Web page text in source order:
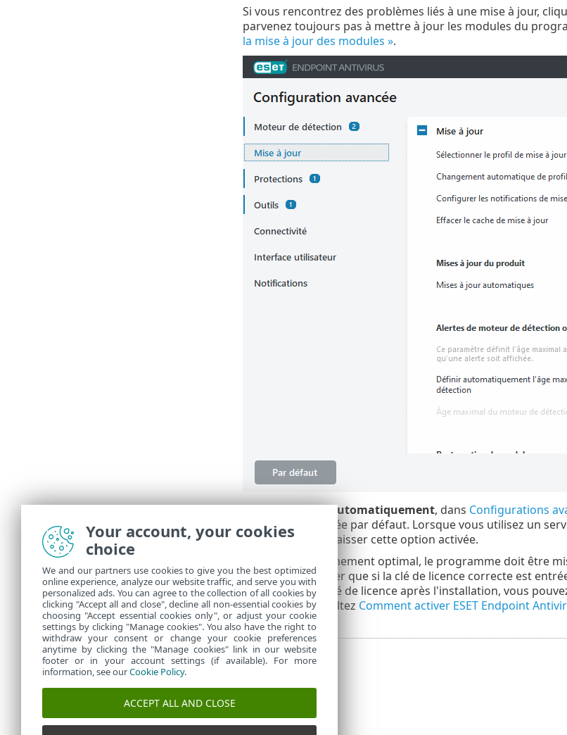
Si vous rencontrez des problèmes liés à une mise à jour,
parvenez toujours pas à mettre à jour les modules du
la mise à jour des modules ».
L'optionChoisir automatiquement, dans Configurations
module
, est activée par défaut. Lorsque vous utilisez un
recommandé de laisser cette option activée.
Pour un fonctionnement optimal, le programme doit être
peuvent s'effectuer que si la clé de licence correcte est
pas entré votre clé de licence après l'installation, vous
l’activation, consultez Comment activer ESET Endpoint
Your account, your cookies
choice
We and our partners use cookies to give you the best optimized
online experience, analyze our website traffic, and serve you with
personalized ads. You can agree to the collection of all cookies by
clicking "Accept all and close", decline all non-essential cookies by
choosing "Accept essential cookies only", or adjust your cookie
settings by clicking "Manage cookies". You also have the right to
withdraw your consent or change your cookie preferences
anytime by clicking the "Manage cookies" link in our website
footer or in your account settings (if available). For more
information, see ourCookie Policy.
ACCEPT ALL AND CLOSE